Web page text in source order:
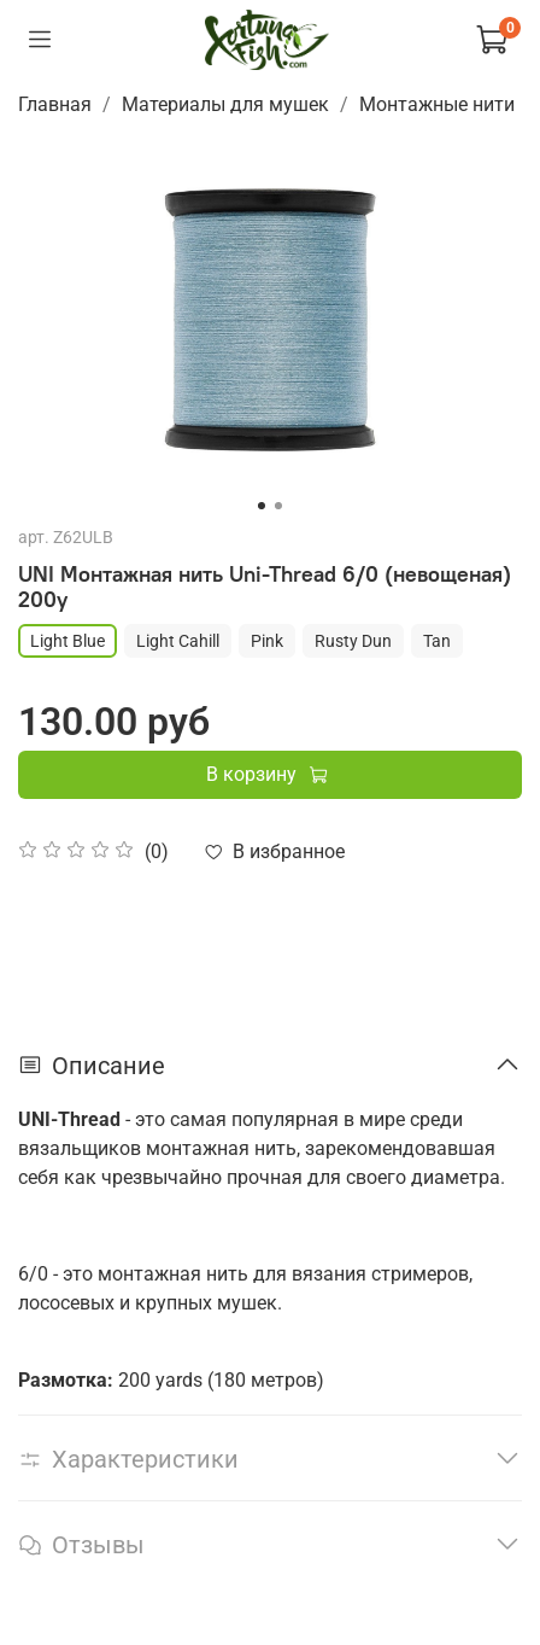
0
Главная Материалы для мушек Монтажные нити
арт. Z62ULB
UNI Монтажная нить Uni-Thread 6/0 (невощеная)
200y
(0) В избранное
Light Blue Light Cahill Pink Rusty Dun Tan
130.00 руб
В корзину
Описание
UNI-Thread - это самая популярная в мире среди
вязальщиков монтажная нить, зарекомендовавшая
себя как чрезвычайно прочная для своего диаметра.
6/0 - это монтажная нить для вязания стримеров,
лососевых и крупных мушек.
Размотка: 200 yards (180 метров)
Характеристики
Отзывы